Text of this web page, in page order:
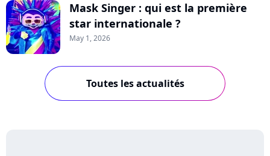
Mask Singer : qui est la première
star internationale ?
May 1, 2026
Toutes les actualités